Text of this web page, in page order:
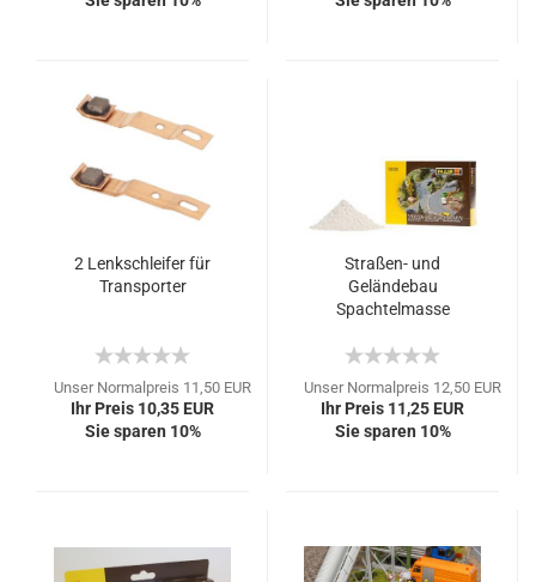
2 Lenkschleifer für
Transporter
Unser Normalpreis 11,50 EUR
Ihr Preis 10,35 EUR
Sie sparen 10%
Straßen- und
Geländebau
Spachtelmasse
Unser Normalpreis 12,50 EUR
Ihr Preis 11,25 EUR
Sie sparen 10%